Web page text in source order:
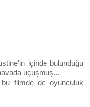
içinde bulunduğu
uçuşmuş...
filmde de oyunculuk